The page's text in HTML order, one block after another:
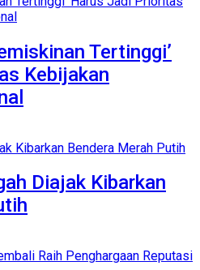
Tertinggi’
Kebijakan
Diajak Kibarkan